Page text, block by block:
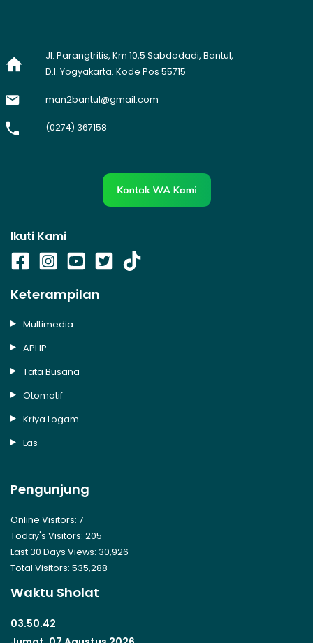
Jl. Parangtritis, Km 10,5 Sabdodadi, Bantul,
D.I. Yogyakarta. Kode Pos 55715
man2bantul@gmail.com
(0274) 367158
Ikuti Kami
Keterampilan
Multimedia
APHP
Tata Busana
Otomotif
Kriya Logam
Las
Pengunjung
Online Visitors: 7
Today's Visitors: 205
Last 30 Days Views: 30,926
Total Visitors: 535,288
Waktu Sholat
03.50.42